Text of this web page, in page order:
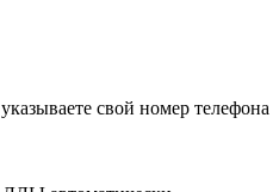
свой номер телефона